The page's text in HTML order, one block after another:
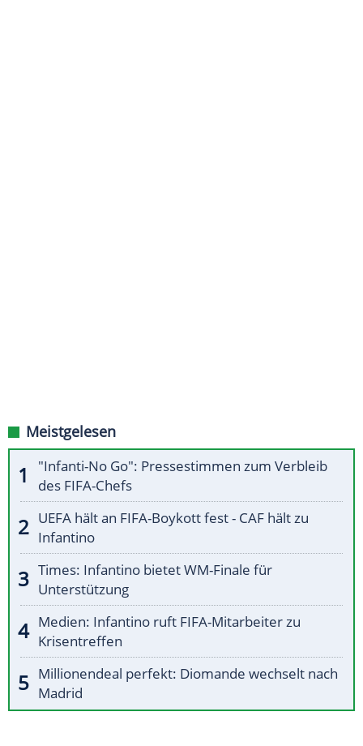
Meistgelesen
"Infanti-No Go": Pressestimmen zum Verbleib
des FIFA-Chefs
UEFA hält an FIFA-Boykott fest - CAF hält zu
Infantino
Times: Infantino bietet WM-Finale für
Unterstützung
Medien: Infantino ruft FIFA-Mitarbeiter zu
Krisentreffen
Millionendeal perfekt: Diomande wechselt nach
Madrid